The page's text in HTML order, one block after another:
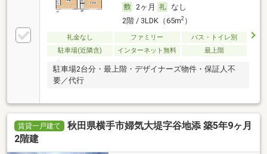
2ヶ月
なし
2階 / 3LDK（65m2）
礼金なし ファミリー
バス・トイレ別
駐車場(近隣含)
インターネット無料 最上階
駐車場2台分・最上階・デザイナーズ物件・保証人不
要／代行
賃貸一戸建て
秋田県横手市婦気大堤字谷地添 築5年9ヶ月
2階建